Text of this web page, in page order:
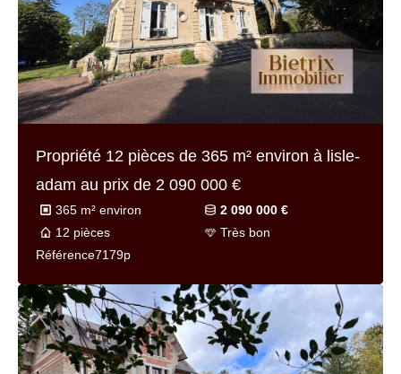
Propriété 12 pièces de 365 m² environ à lisle-
adam au prix de 2 090 000 €
365 m² environ
2 090 000 €
12 pièces
Très bon
Référence7179p